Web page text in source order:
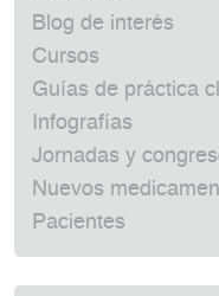
Blog de interés
Cursos
Guías de práctica
Infografías
Jornadas y
Nuevos
Pacientes